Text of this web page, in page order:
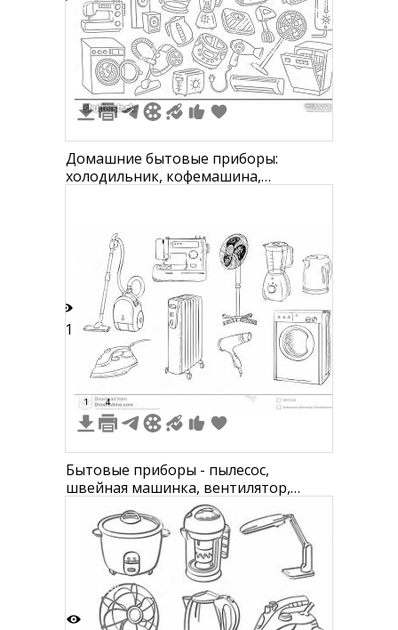
Домашние бытовые приборы:
холодильник, кофемашина,
мясорубка, электрочайник, утюг,
стиральная машина, пылесос,
вентилятор, вентилятор настольный,
газовая плита, настенный вытяжной
вентилятор, по
11
1 4
Бытовые приборы - пылесос,
швейная машинка, вентилятор,
блендер, электрический чайник,
утюг, масляный обогреватель, фен,
стиральная машина